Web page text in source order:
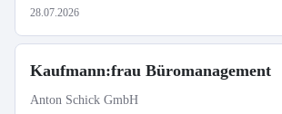
28.07.2026
Kaufmann:frau Büromanagement
Anton Schick GmbH